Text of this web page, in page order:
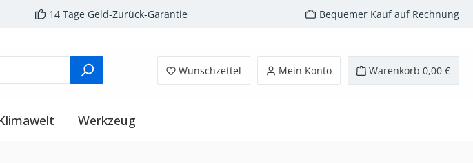
14 Tage Geld-Zurück-Garantie Bequemer Kauf auf Rechnung
Wunschzettel Mein Konto Warenkorb 0,00 €
Werkzeug